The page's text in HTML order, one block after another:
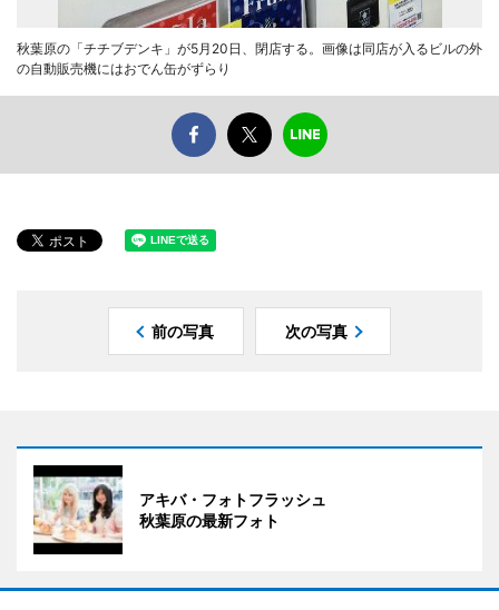
秋葉原の「チチブデンキ」が5月20日、閉店する。画像は同店が入るビルの外
の自動販売機にはおでん缶がずらり
前の写真 次の写真
アキバ・フォトフラッシュ
秋葉原の最新フォト